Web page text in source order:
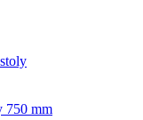
750 mm